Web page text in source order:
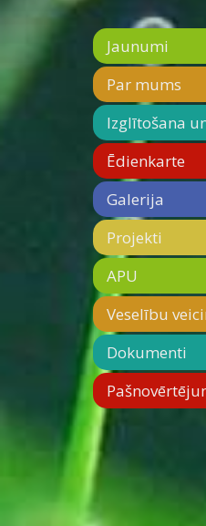
Jaunumi
Par mums
Izglītošana
Ēdienkarte
Galerija
Projekti
APU
Veselību
Dokumenti